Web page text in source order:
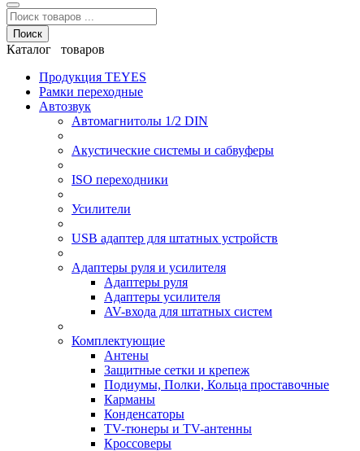
Поиск
Каталог товаров
Продукция TEYES
Рамки переходные
Автозвук
Автомагнитолы 1/2 DIN
Акустические системы и сабвуферы
ISO переходники
Усилители
USB адаптер для штатных устройств
Адаптеры руля и усилителя
Адаптеры руля
Адаптеры усилителя
AV-входа для штатных систем
Комплектующие
Антены
Защитные сетки и крепеж
Подиумы, Полки, Кольца проставочные
Карманы
Конденсаторы
TV-тюнеры и TV-антенны
Кроссоверы